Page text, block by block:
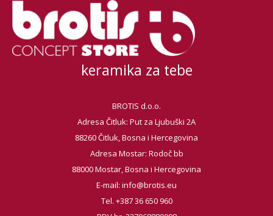
keramika za tebe
BROTIS d.o.o.
Adresa Čitluk: Put za Ljubuški 2A
88260 Čitluk, Bosna i Hercegovina
Adresa Mostar: Rodoč bb
88000 Mostar, Bosna i Hercegovina
E-mail: info@brotis.eu
Tel. +387 36 650 960